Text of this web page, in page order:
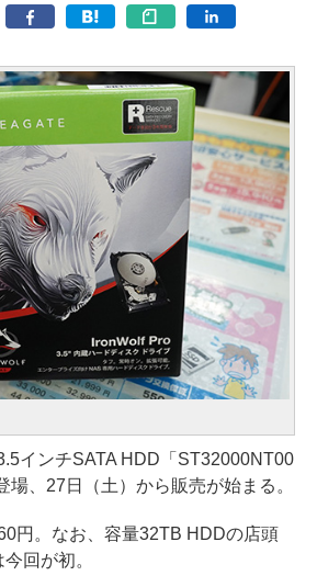
インチSATA HDD「ST32000NT00
場、27日（土）から販売が始まる。
円。なお、容量32TB HDDの店頭
回が初。